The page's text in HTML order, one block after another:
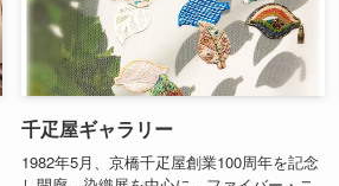
千疋屋ギャラリー
1982年5月、京橋千疋屋創業100周年を記念